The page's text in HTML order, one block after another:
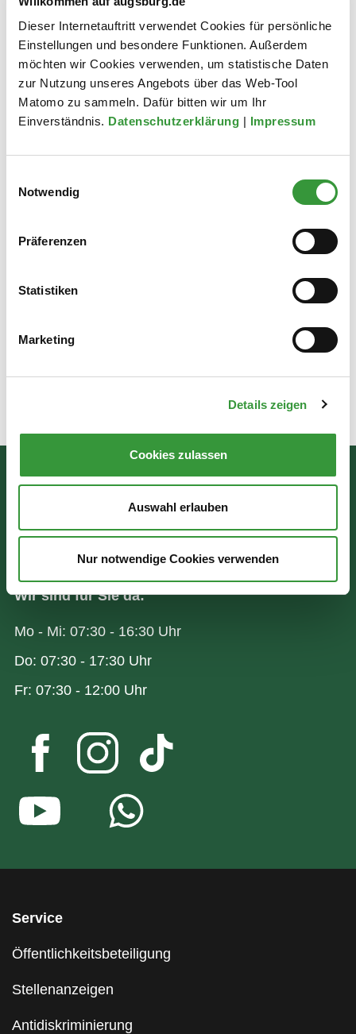
Dieser Internetauftritt verwendet Cookies für persönliche
Einstellungen und besondere Funktionen. Außerdem
möchten wir Cookies verwenden, um statistische Daten
zur Nutzung unseres Angebots über das Web-Tool
Matomo zu sammeln. Dafür bitten wir um Ihr
Einverständnis. Datenschutzerklärung | Impressum
Notwendig
Präferenzen
Statistiken
Marketing
Details zeigen
Cookies zulassen
Auswahl erlauben
Nur notwendige Cookies verwenden
Metzgplatz 1
86150 Augsburg
Lage im Stadtplan
Telefon 0821 324-9620 (Frau Erdin)
Fax 0821 324-9542
E-Mail soziales@augsburg.de
Mo, Mi, Do:
Do:
Vorsprache nur nach telefonischer Terminvereinbarung möglich!
Service
Öffentlichkeitsbeteiligung
Stellenanzeigen
Antidiskriminierung
Bürgerinformation
Wir sind für Sie da:
Mo - Mi: 07:30 - 16:30 Uhr
Do: 07:30 - 17:30 Uhr
Fr: 07:30 - 12:00 Uhr